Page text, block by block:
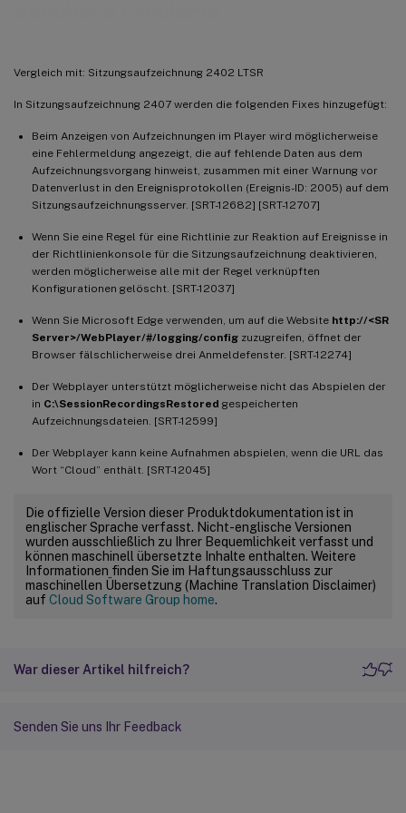
Vergleich mit: Sitzungsaufzeichnung 2402 LTSR
In Sitzungsaufzeichnung 2407 werden die folgenden Fixes hinzugefügt:
Beim Anzeigen von Aufzeichnungen im Player wird möglicherweise
eine Fehlermeldung angezeigt, die auf fehlende Daten aus dem
Aufzeichnungsvorgang hinweist, zusammen mit einer Warnung vor
Datenverlust in den Ereignisprotokollen (Ereignis-ID: 2005) auf dem
Sitzungsaufzeichnungsserver. [SRT-12682] [SRT-12707]
Wenn Sie eine Regel für eine Richtlinie zur Reaktion auf Ereignisse in
der Richtlinienkonsole für die Sitzungsaufzeichnung deaktivieren,
werden möglicherweise alle mit der Regel verknüpften
Konfigurationen gelöscht. [SRT-12037]
Wenn Sie Microsoft Edge verwenden, um auf die Website http://<SR
Server>/WebPlayer/#/logging/config zuzugreifen, öffnet der
Browser fälschlicherweise drei Anmeldefenster. [SRT-12274]
Der Webplayer unterstützt möglicherweise nicht das Abspielen der
in C:\SessionRecordingsRestored gespeicherten
Aufzeichnungsdateien. [SRT-12599]
Der Webplayer kann keine Aufnahmen abspielen, wenn die URL das
Wort “Cloud” enthält. [SRT-12045]
Die offizielle Version dieser Produktdokumentation ist in
englischer Sprache verfasst. Nicht-englische Versionen
wurden ausschließlich zu Ihrer Bequemlichkeit verfasst und
können maschinell übersetzte Inhalte enthalten. Weitere
Informationen finden Sie im Haftungsausschluss zur
maschinellen Übersetzung (Machine Translation Disclaimer)
auf Cloud Software Group home.
War dieser Artikel hilfreich?
Senden Sie uns Ihr Feedback